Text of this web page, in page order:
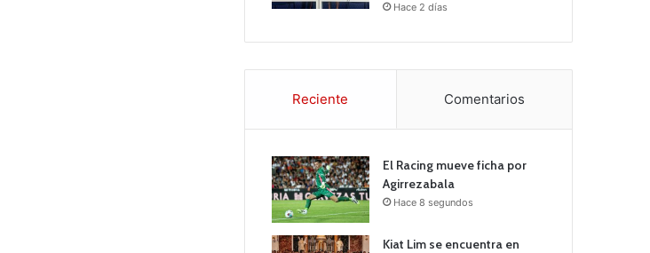
Hace 2 días
Reciente Comentarios
El Racing mueve ficha por
Agirrezabala
Hace 8 segundos
Kiat Lim se encuentra en